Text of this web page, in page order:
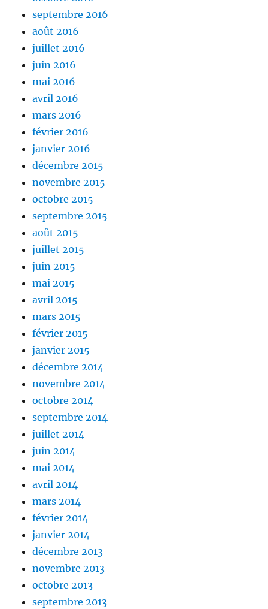
septembre 2016
août 2016
juillet 2016
juin 2016
mai 2016
avril 2016
mars 2016
février 2016
janvier 2016
décembre 2015
novembre 2015
octobre 2015
septembre 2015
août 2015
juillet 2015
juin 2015
mai 2015
avril 2015
mars 2015
février 2015
janvier 2015
décembre 2014
novembre 2014
octobre 2014
septembre 2014
juillet 2014
juin 2014
mai 2014
avril 2014
mars 2014
février 2014
janvier 2014
décembre 2013
novembre 2013
octobre 2013
septembre 2013